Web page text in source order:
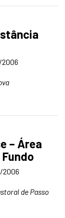
2006
– Área
2006
de Passo